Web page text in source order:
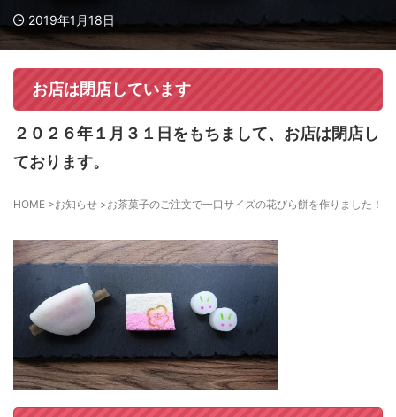
2019年1月18日
お店は閉店しています
２０２６年１月３１日をもちまして、お店は閉店し
ております。
HOME >お知らせ >お茶菓子のご注文で一口サイズの花びら餅を作りました！